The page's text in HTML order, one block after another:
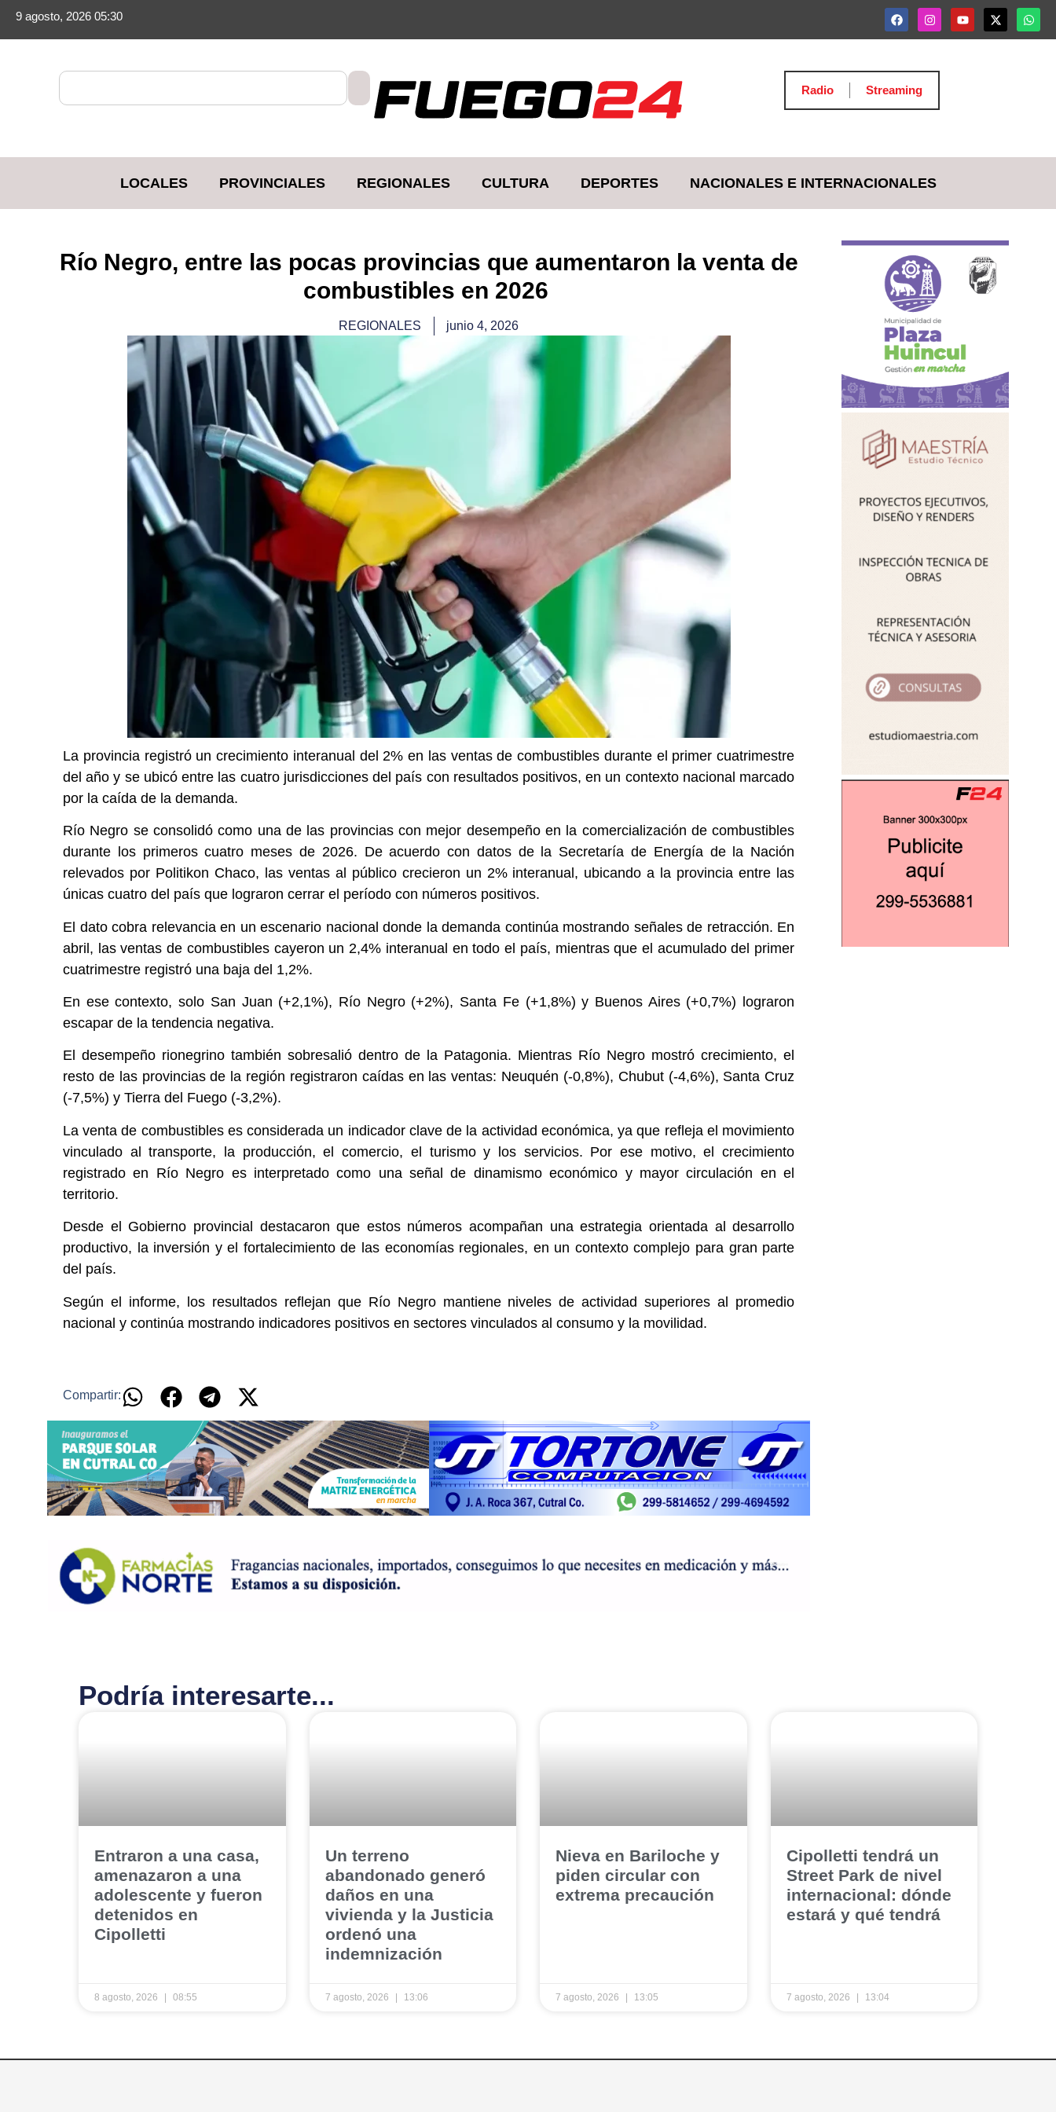
9 agosto, 2026 05:30
Radio Streaming
LOCALES PROVINCIALES REGIONALES CULTURA DEPORTES NACIONALES E INTERNACIONALES
​Río Negro, entre las pocas provincias que aumentaron la venta de
combustibles en 2026
REGIONALES junio 4, 2026
La provincia registró un crecimiento interanual del 2% en las ventas de combustibles durante el primer cuatrimestre
del año y se ubicó entre las cuatro jurisdicciones del país con resultados positivos, en un contexto nacional marcado
por la caída de la demanda.
Río Negro se consolidó como una de las provincias con mejor desempeño en la comercialización de combustibles
durante los primeros cuatro meses de 2026. De acuerdo con datos de la Secretaría de Energía de la Nación
relevados por Politikon Chaco, las ventas al público crecieron un 2% interanual, ubicando a la provincia entre las
únicas cuatro del país que lograron cerrar el período con números positivos.
El dato cobra relevancia en un escenario nacional donde la demanda continúa mostrando señales de retracción. En
abril, las ventas de combustibles cayeron un 2,4% interanual en todo el país, mientras que el acumulado del primer
cuatrimestre registró una baja del 1,2%.
En ese contexto, solo San Juan (+2,1%), Río Negro (+2%), Santa Fe (+1,8%) y Buenos Aires (+0,7%) lograron
escapar de la tendencia negativa.
El desempeño rionegrino también sobresalió dentro de la Patagonia. Mientras Río Negro mostró crecimiento, el
resto de las provincias de la región registraron caídas en las ventas: Neuquén (-0,8%), Chubut (-4,6%), Santa Cruz
(-7,5%) y Tierra del Fuego (-3,2%).
La venta de combustibles es considerada un indicador clave de la actividad económica, ya que refleja el movimiento
vinculado al transporte, la producción, el comercio, el turismo y los servicios. Por ese motivo, el crecimiento
registrado en Río Negro es interpretado como una señal de dinamismo económico y mayor circulación en el
territorio.
Desde el Gobierno provincial destacaron que estos números acompañan una estrategia orientada al desarrollo
productivo, la inversión y el fortalecimiento de las economías regionales, en un contexto complejo para gran parte
del país.
Según el informe, los resultados reflejan que Río Negro mantiene niveles de actividad superiores al promedio
nacional y continúa mostrando indicadores positivos en sectores vinculados al consumo y la movilidad.
Compartir:
Podría interesarte...
​Entraron a una casa,
amenazaron a una
adolescente y fueron
detenidos en
Cipolletti
8 agosto, 2026 08:55
​Un terreno
abandonado generó
daños en una
vivienda y la Justicia
ordenó una
indemnización
7 agosto, 2026 13:06
​Nieva en Bariloche y
piden circular con
extrema precaución
7 agosto, 2026 13:05
​Cipolletti tendrá un
Street Park de nivel
internacional: dónde
estará y qué tendrá
7 agosto, 2026 13:04